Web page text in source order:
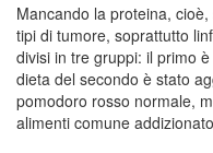
Mancando la proteina,
tipi di tumore, soprattutto
divisi in tre gruppi: il primo
dieta del secondo è stato
pomodoro rosso normale,
alimenti comune